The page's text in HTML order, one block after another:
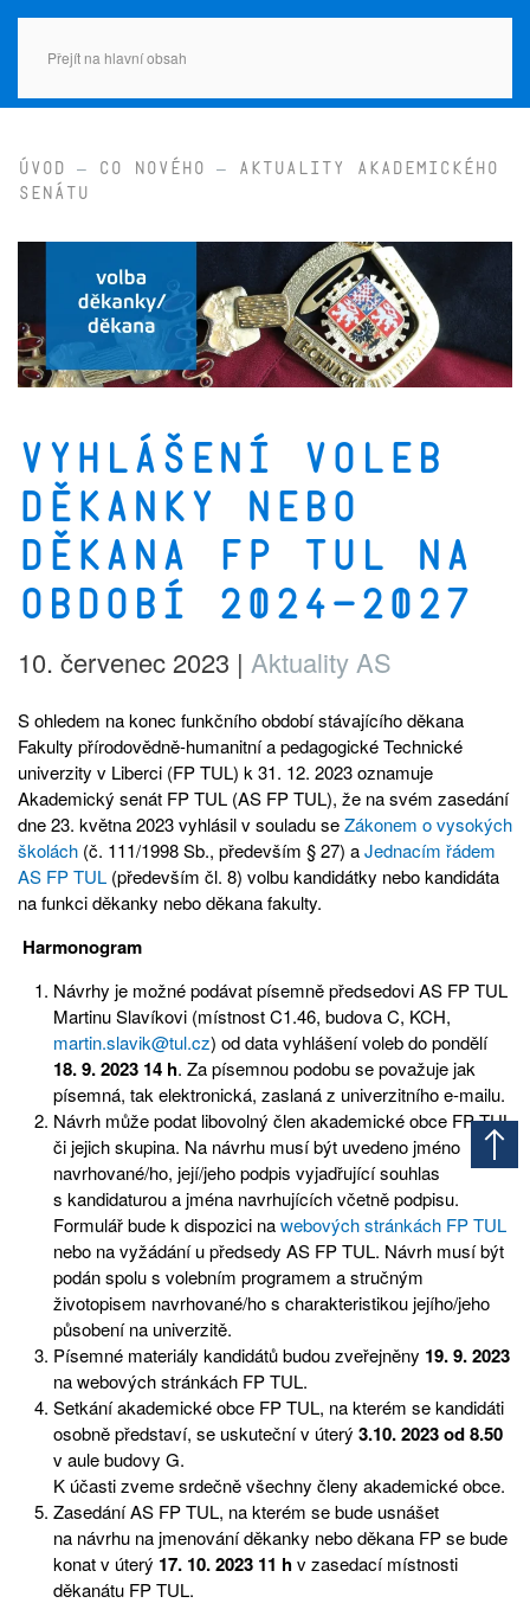
Přejít na hlavní obsah
Úvod Co nového
Aktuality Akademického
senátu
Vyhlášení voleb
děkanky nebo
děkana FP TUL na
období 2024–2027
10. červenec 2023 | Aktuality AS
S ohledem na konec funkčního období stávajícího děkana
Fakulty přírodovědně-humanitní a pedagogické Technické
univerzity v Liberci (FP TUL) k 31. 12. 2023 oznamuje
Akademický senát FP TUL (AS FP TUL), že na svém zasedání
dne 23. května 2023 vyhlásil v souladu seZákonem o vysokých
školách (č. 111/1998 Sb., především § 27) aJednacím řádem
AS FP TUL (především čl. 8) volbu kandidátky nebo kandidáta
na funkci děkanky nebo děkana fakulty.
Harmonogram
Návrhy je možné podávat písemně předsedovi AS FP TUL
Martinu Slavíkovi (místnost C1.46, budova C, KCH,
martin.slavik@tul.cz) od data vyhlášení voleb do pondělí
18. 9. 2023 14 h. Za písemnou podobu se považuje jak
písemná, tak elektronická, zaslaná z univerzitního e-mailu.
Návrh může podat libovolný člen akademické obce FP TUL
či jejich skupina. Na návrhu musí být uvedeno jméno
navrhované/ho, její/jeho podpis vyjadřující souhlas
s kandidaturou a jména navrhujících včetně podpisu.
Formulář bude k dispozici nawebových stránkách FP TUL
nebo na vyžádání u předsedy AS FP TUL. Návrh musí být
podán spolu s volebním programem a stručným
životopisem navrhované/ho s charakteristikou jejího/jeho
působení na univerzitě.
Písemné materiály kandidátů budou zveřejněny 19. 9. 2023
na webových stránkách FP TUL.
Setkání akademické obce FP TUL, na kterém se kandidáti
osobně představí, se uskuteční v úterý 3.10. 2023 od 8.50
v aule budovy G.
K účasti zveme srdečně všechny členy akademické obce.
Zasedání AS FP TUL, na kterém se bude usnášet
na návrhu na jmenování děkanky nebo děkana FP se bude
konat v úterý 17. 10. 2023 11 hv zasedací místnosti
děkanátu FP TUL.